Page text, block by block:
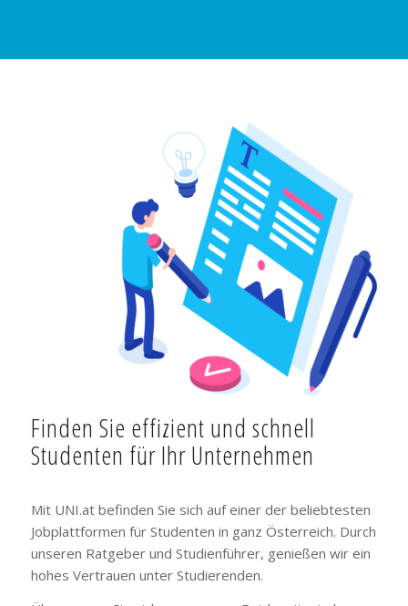
Finden Sie effizient und schnell
Studenten für Ihr Unternehmen
Mit UNI.at befinden Sie sich auf einer der beliebtesten
Jobplattformen für Studenten in ganz Österreich. Durch
unseren Ratgeber und Studienführer, genießen wir ein
hohes Vertrauen unter Studierenden.